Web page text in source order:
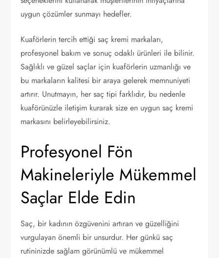
uygun çözümler sunmayı hedefler.
Kuaförlerin tercih ettiği saç kremi markaları,
profesyonel bakım ve sonuç odaklı ürünleri ile bilinir.
Sağlıklı ve güzel saçlar için kuaförlerin uzmanlığı ve
bu markaların kalitesi bir araya gelerek memnuniyeti
artırır. Unutmayın, her saç tipi farklıdır, bu nedenle
kuaförünüzle iletişim kurarak size en uygun saç kremi
markasını belirleyebilirsiniz.
Profesyonel Fön
Makineleriyle Mükemmel
Saçlar Elde Edin
Saç, bir kadının özgüvenini artıran ve güzelliğini
vurgulayan önemli bir unsurdur. Her günkü saç
rutininizde sağlam görünümlü ve mükemmel